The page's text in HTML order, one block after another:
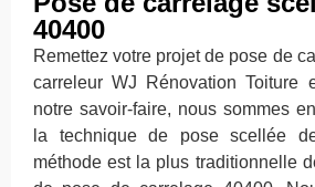
40400
Remettez votre projet de pose de
carreleur WJ Rénovation Toiture
notre savoir-faire, nous sommes
la technique de pose scellée
méthode est la plus traditionnelle